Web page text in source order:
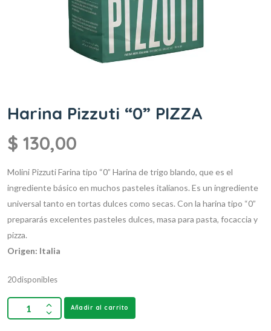
Harina Pizzuti “0” PIZZA
$ 130,00
Molini Pizzuti Farina tipo “0” Harina de trigo blando, que es el
ingrediente básico en muchos pasteles italianos. Es un ingrediente
universal tanto en tortas dulces como secas. Con la harina tipo “0”
prepararás excelentes pasteles dulces, masa para pasta, focaccia y
pizza.
Origen: Italia
20 disponibles
Añadir al carrito